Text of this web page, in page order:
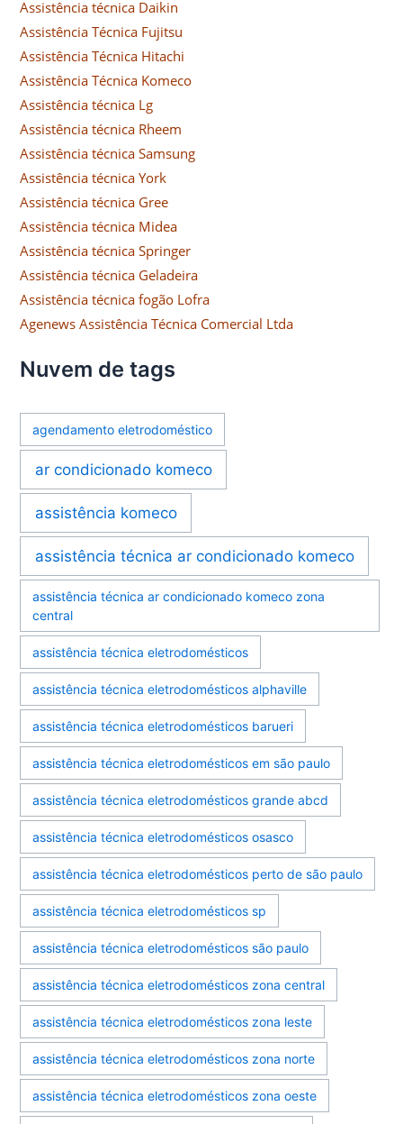
Assistência técnica Daikin
Assistência Técnica Fujitsu
Assistência Técnica Hitachi
Assistência Técnica Komeco
Assistência técnica Lg
Assistência técnica Rheem
Assistência técnica Samsung
Assistência técnica York
Assistência técnica Gree
Assistência técnica Midea
Assistência técnica Springer
Assistência técnica Geladeira
Assistência técnica fogão Lofra
Agenews Assistência Técnica Comercial Ltda
Nuvem de tags
agendamento eletrodoméstico
ar condicionado komeco
assistência komeco
assistência técnica ar condicionado komeco
assistência técnica ar condicionado komeco zona
central
assistência técnica eletrodomésticos
assistência técnica eletrodomésticos alphaville
assistência técnica eletrodomésticos barueri
assistência técnica eletrodomésticos em são paulo
assistência técnica eletrodomésticos grande abcd
assistência técnica eletrodomésticos osasco
assistência técnica eletrodomésticos perto de são paulo
assistência técnica eletrodomésticos sp
assistência técnica eletrodomésticos são paulo
assistência técnica eletrodomésticos zona central
assistência técnica eletrodomésticos zona leste
assistência técnica eletrodomésticos zona norte
assistência técnica eletrodomésticos zona oeste